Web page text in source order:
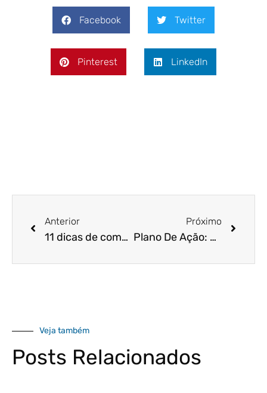
Facebook Twitter
Pinterest LinkedIn
Anterior
11 dicas de como reduzir muito o custo da sua empresa
Próximo
Plano De Ação: 6 Dicas Para Superar A Crise!
Veja também
Posts Relacionados